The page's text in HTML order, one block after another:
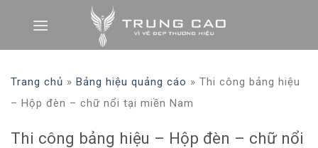
Trang chủ » Bảng hiệu quảng cáo » Thi công bảng hiệu
– Hộp đèn – chữ nổi tại miền Nam
Thi công bảng hiệu – Hộp đèn – chữ nổi